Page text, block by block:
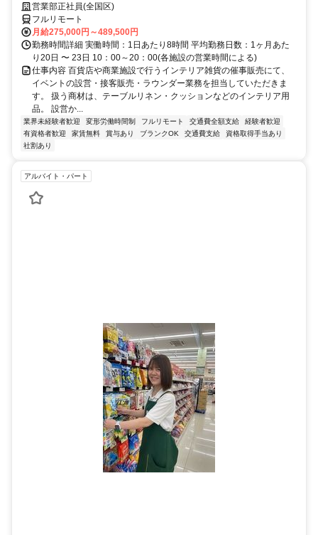
営業部正社員(全国区)
フルリモート
月給275,000円～489,500円
勤務時間詳細 実働時間：1日あたり8時間 平均勤務日数：1ヶ月あた
り20日 〜 23日 10：00～20：00(各施設の営業時間による)
仕事内容 百貨店や商業施設で行うインテリア雑貨の催事販売にて、
イベントの設営・接客販売・ラウンダー業務を担当していただきま
す。 扱う商材は、テーブルリネン・クッションなどのインテリア用
品。 設営か...
業界未経験者歓迎 変形労働時間制 フルリモート 交通費全額支給
経験者歓迎
有資格者歓迎
家賃無料 賞与あり ブランクOK 交通費支給
資格取得手当あり
社割あり
アルバイト・パート